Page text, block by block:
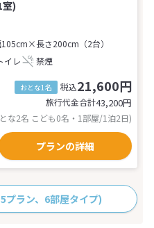
)
105cm×長さ200cm（2台）
イレ 禁煙
おとな1名 税込21,600円
旅行代金合計43,200円
な2名 こども0名・1部屋/1泊2日)
プランの詳細
プラン、6部屋タイプ)